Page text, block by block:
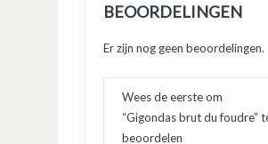
BEOORDELINGEN
Er zijn nog geen beoordelingen.
Wees de eerste om
“Gigondas brut du foudre”
beoordelen